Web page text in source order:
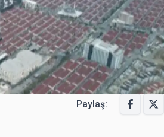
Paylaş: